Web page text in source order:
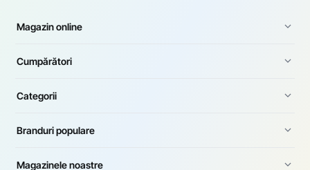
Magazin online
Cumpărători
Categorii
Branduri populare
Magazinele noastre